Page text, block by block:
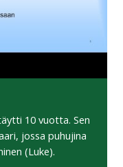
10 vuotta. Sen
jossa puhujina
(Luke).